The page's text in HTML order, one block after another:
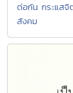
ต่อกัน กระแสจิ
สังคม